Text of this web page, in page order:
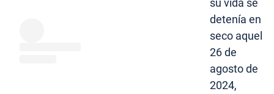
su vida se
detenía en
seco aquel
26 de
agosto de
2024,